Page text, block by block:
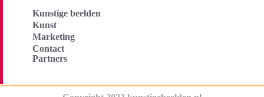
Kunstige beelden
Kunst
Marketing
Contact
Partners